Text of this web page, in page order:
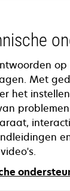
op
Met
het